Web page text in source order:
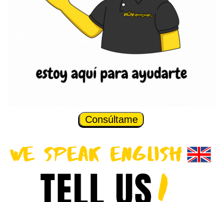
Consúltame